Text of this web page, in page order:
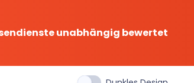
unabhängig bewertet